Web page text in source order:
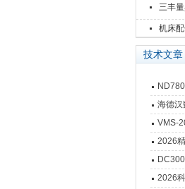
三丰
机床
技术文章
德汉数
海德汉
VMS-
影像
2026
南 靠
仪万濠
2026